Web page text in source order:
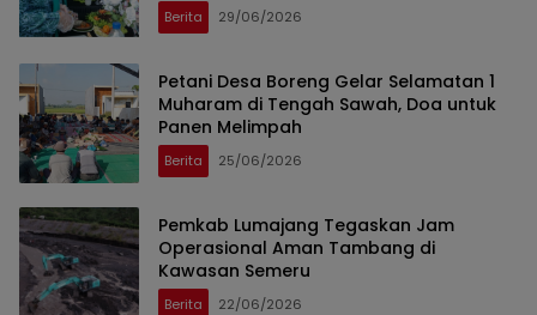
Berita 29/06/2026
Petani Desa Boreng Gelar Selamatan 1
Muharam di Tengah Sawah, Doa untuk
Panen Melimpah
Berita 25/06/2026
Pemkab Lumajang Tegaskan Jam
Operasional Aman Tambang di
Kawasan Semeru
Berita 22/06/2026